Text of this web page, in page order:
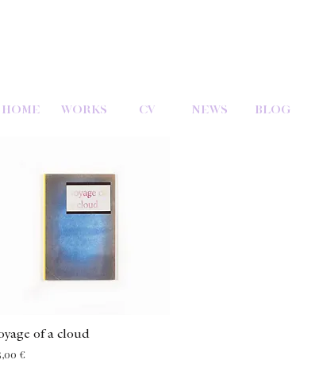
HOME WORKS CV NEWS BLOG
Schnellansicht
of a cloud
€